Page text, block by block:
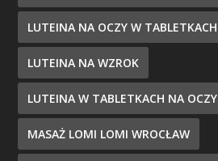
LUTEINA NA OCZY W TABLETKACH
LUTEINA NA WZROK
LUTEINA W TABLETKACH NA OCZY
MASAŻ LOMI LOMI WROCŁAW